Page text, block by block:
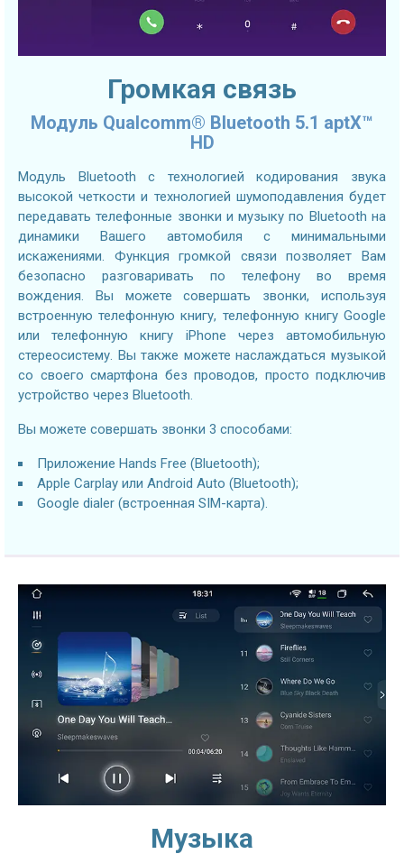
Громкая связь
Модуль Qualcomm® Bluetooth 5.1 aptX™
HD
Модуль Bluetooth с технологией кодирования звука
высокой четкости и технологией шумоподавления будет
передавать телефонные звонки и музыку по Bluetooth на
динамики Вашего автомобиля с минимальными
искажениями. Функция громкой связи позволяет Вам
безопасно разговаривать по телефону во время
вождения. Вы можете совершать звонки, используя
встроенную телефонную книгу, телефонную книгу Google
или телефонную книгу iPhone через автомобильную
стереосистему. Вы также можете наслаждаться музыкой
со своего смартфона без проводов, просто подключив
устройство через Bluetooth.
Вы можете совершать звонки 3 способами:
Приложение Hands Free (Bluetooth);
Apple Carplay или Android Auto (Bluetooth);
Google dialer (встроенная SIM-карта).
Музыка